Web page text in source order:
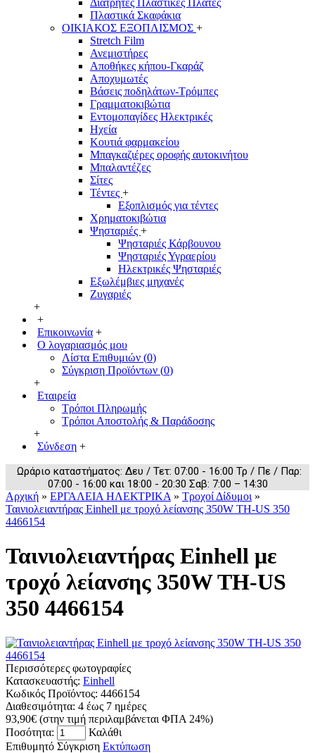
Διάτρητες Πλαστικές Πλάτες
Πλαστικά Σκαφάκια
ΟΙΚΙΑΚΟΣ ΕΞΟΠΛΙΣΜΟΣ +
Stretch Film
Ανεμιστήρες
Αποθήκες κήπου-Γκαράζ
Αποχυμωτές
Βάσεις ποδηλάτων-Τρόμπες
Γραμματοκιβώτια
Εντομοπαγίδες Ηλεκτρικές
Ηχεία
Κουτιά φαρμακείου
Μπαγκαζιέρες οροφής αυτοκινήτου
Μπαλαντέζες
Σίτες
Τέντες +
Εξοπλισμός για τέντες
Χρηματοκιβώτια
Ψησταριές +
Ψησταριές Κάρβουνου
Ψησταριές Υγραερίου
Ηλεκτρικές Ψησταριές
Εξωλέμβιες μηχανές
Ζυγαριές
+
+
Επικοινωνία +
Ο λογαριασμός μου
Λίστα Επιθυμιών (0)
Σύγκριση Προϊόντων (0)
+
Εταιρεία
Τρόποι Πληρωμής
Τρόποι Αποστολής & Παράδοσης
+
Σύνδεση +
Ωράριο καταστήματος: Δευ / Τετ: 07:00 - 16:00 Τρ / Πε / Παρ:
07:00 - 16:00 και 18:00 - 20:30 Σαβ: 7:00 – 14:30
Αρχική » ΕΡΓΑΛΕΙΑ ΗΛΕΚΤΡΙΚΑ » Τροχοί Δίδυμοι »
Ταινιολειαντήρας Einhell με τροχό λείανσης 350W TH-US 350
4466154
Ταινιολειαντήρας Einhell με
τροχό λείανσης 350W TH-US
350 4466154
Περισσότερες φωτογραφίες
Κατασκευαστής: Einhell
Κωδικός Προϊόντος: 4466154
Διαθεσιμότητα: 4 έως 7 ημέρες
93,90€ (στην τιμή περιλαμβάνεται ΦΠΑ 24%)
Ποσότητα:
Καλάθι
Επιθυμητό Σύγκριση Εκτύπωση